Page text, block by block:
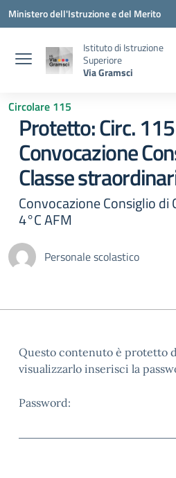
Vai ai contenuti
Vai al menu di navigazione
Vai al footer
Ministero dell'Istruzione e del Merito
Istituto di Istruzione
Superiore
Via Gramsci
Circolare 115
Protetto: Circ. 115
Convocazione
Classe
Convocazione Consiglio
4°C AFM
Personale scolastico
Questo contenuto è protetto
visualizzarlo inserisci la
Password: